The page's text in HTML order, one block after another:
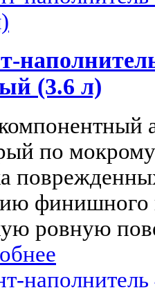
(3.6 л)
по
финишного
ровную